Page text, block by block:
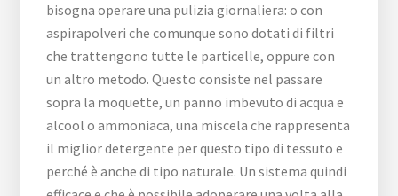
bisogna operare una pulizia giornaliera: o con
aspirapolveri che comunque sono dotati di filtri
che trattengono tutte le particelle, oppure con
un altro metodo. Questo consiste nel passare
sopra la moquette, un panno imbevuto di acqua e
alcool o ammoniaca, una miscela che rappresenta
il miglior detergente per questo tipo di tessuto e
perché è anche di tipo naturale. Un sistema quindi